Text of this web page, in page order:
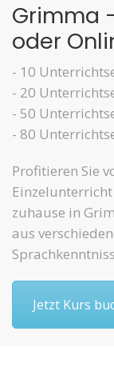
Grimma
oder
- 10
- 20
- 50
- 80
Profitieren Sie
zuhause in
aus
Jetzt Kurs